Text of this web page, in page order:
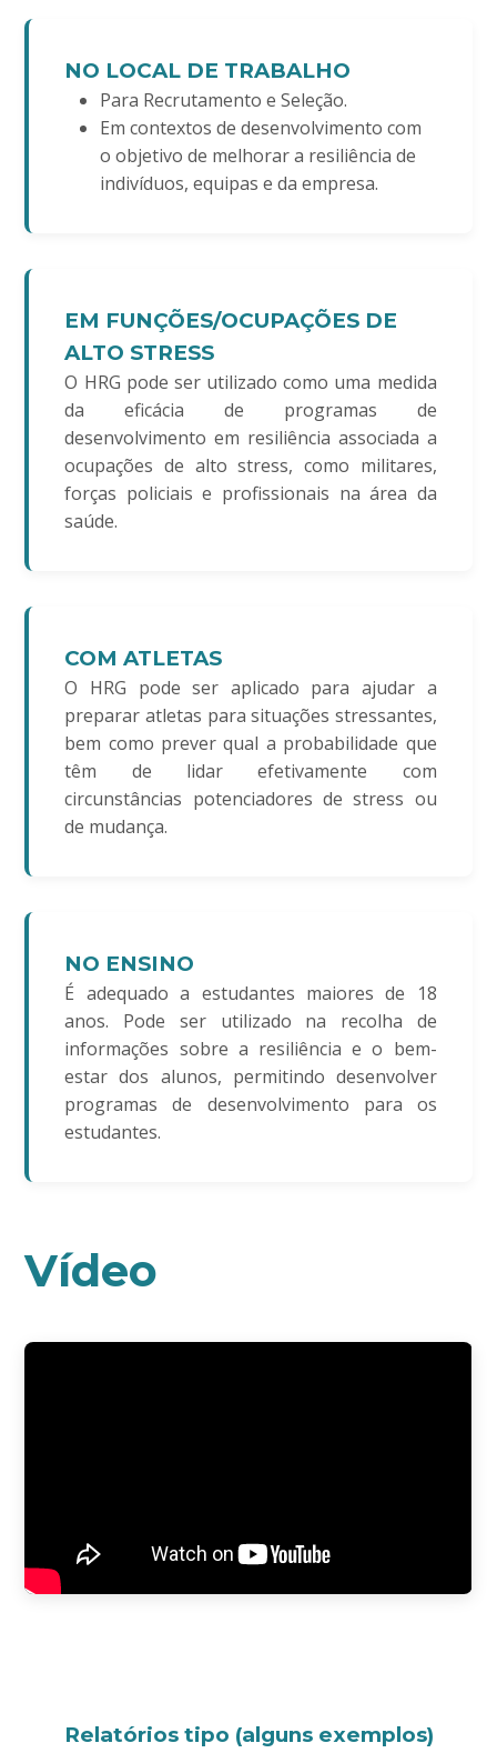
NO LOCAL DE TRABALHO
Para Recrutamento e Seleção.
Em contextos de desenvolvimento com
o objetivo de melhorar a resiliência de
indivíduos, equipas e da empresa.
EM FUNÇÕES/OCUPAÇÕES DE
ALTO STRESS
O HRG pode ser utilizado como uma medida
da eficácia de programas de
desenvolvimento em resiliência associada a
ocupações de alto stress, como militares,
forças policiais e profissionais na área da
saúde.
COM ATLETAS
O HRG pode ser aplicado para ajudar a
preparar atletas para situações stressantes,
bem como prever qual a probabilidade que
têm de lidar efetivamente com
circunstâncias potenciadores de stress ou
de mudança.
NO ENSINO
É adequado a estudantes maiores de 18
anos. Pode ser utilizado na recolha de
informações sobre a resiliência e o bem-
estar dos alunos, permitindo desenvolver
programas de desenvolvimento para os
estudantes.
Vídeo
Relatórios tipo (alguns exemplos)